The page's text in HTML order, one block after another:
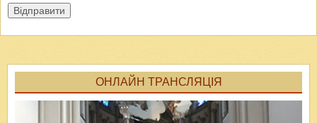
Відправити
ОНЛАЙН ТРАНСЛЯЦІЯ